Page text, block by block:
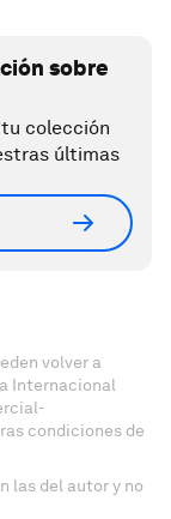
sobre
colección
últimas
volver a
Internacional
condiciones de
las del autor y no